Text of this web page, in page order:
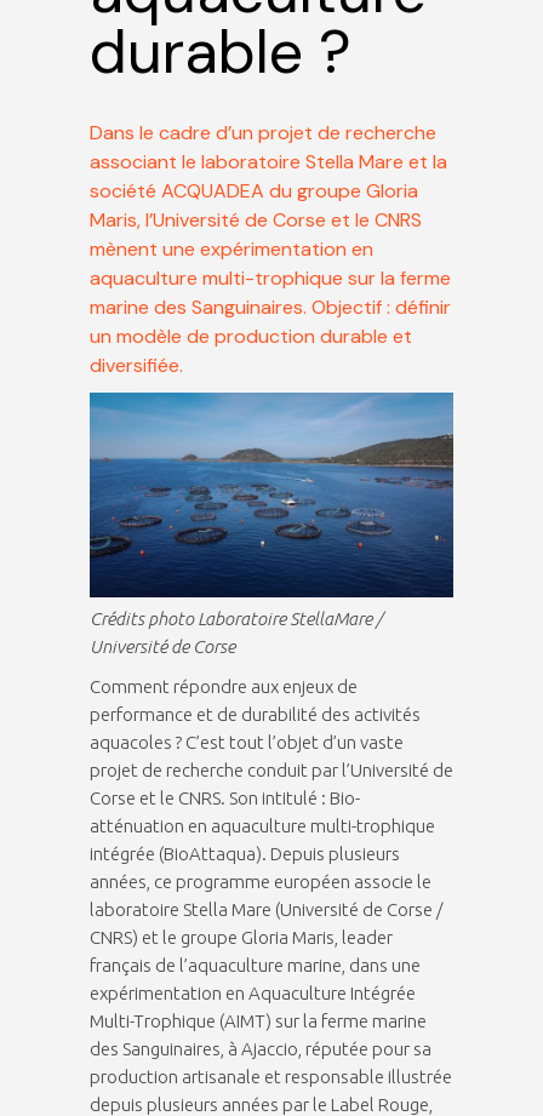
durable ?
Dans le cadre d’un projet de recherche
associant le laboratoire Stella Mare et la
société ACQUADEA du groupe Gloria
Maris, l’Université de Corse et le CNRS
mènent une expérimentation en
aquaculture multi-trophique sur la ferme
marine des Sanguinaires. Objectif : définir
un modèle de production durable et
diversifiée.
Crédits photo Laboratoire StellaMare /
Université de Corse
Comment répondre aux enjeux de
performance et de durabilité des activités
aquacoles ? C’est tout l’objet d’un vaste
projet de recherche conduit par l’Université de
Corse et le CNRS. Son intitulé : Bio-
atténuation en aquaculture multi-trophique
intégrée (BioAttaqua). Depuis plusieurs
années, ce programme européen associe le
laboratoire Stella Mare (Université de Corse /
CNRS) et le groupe Gloria Maris, leader
français de l’aquaculture marine, dans une
expérimentation en Aquaculture Intégrée
Multi-Trophique (AIMT) sur la ferme marine
des Sanguinaires, à Ajaccio, réputée pour sa
production artisanale et responsable illustrée
depuis plusieurs années par le Label Rouge,